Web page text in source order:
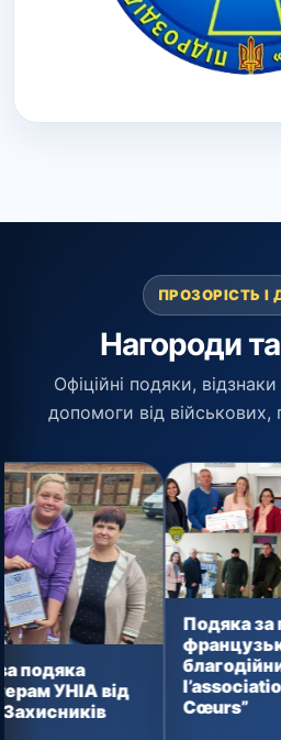
ПРОЗОРІСТЬ І
Нагороди
Офіційні подяки,
допомоги від військових,
Подяка за підтримку
французьким
благодійникам de
l’association “Action 2
Cœurs”